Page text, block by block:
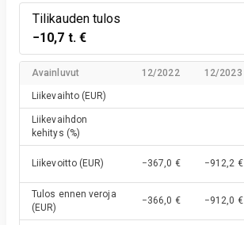
Tilikauden tulos
−10,7 t. €
Avainluvut 12/2022 12/2023
Liikevaihto (EUR)
Liikevaihdon
kehitys (%)
Liikevoitto (EUR) −367,0 € −912,2 €
Tulos ennen veroja
(EUR)
−366,0 € −912,0 €